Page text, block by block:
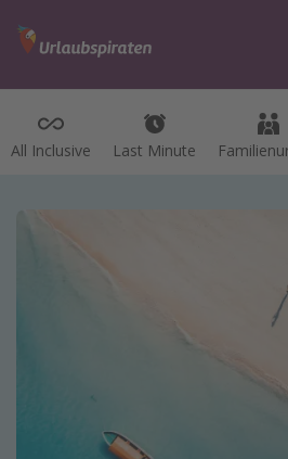
All Inclusive Last Minute
Kategorien
Bodensee Urlaub